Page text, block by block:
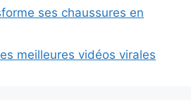
ses chaussures en
meilleures vidéos virales